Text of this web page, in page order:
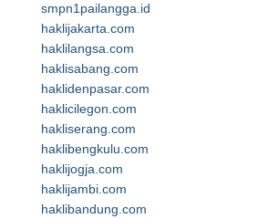
smpn1pailangga.id
haklijakarta.com
haklilangsa.com
haklisabang.com
haklidenpasar.com
haklicilegon.com
hakliserang.com
haklibengkulu.com
haklijogja.com
haklijambi.com
haklibandung.com